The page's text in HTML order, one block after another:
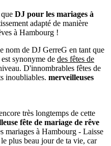
DJ pour les mariages à
adapté de manière
à Hambourg !
nom de DJ GerreG en tant que
synonyme de des fêtes de
D'innombrables fêtes de
inoubliables. merveilleuses
très longtemps de cette
fête de mariage de rêve
mariages à Hambourg - Laisse
plus beau jour de ta vie, car